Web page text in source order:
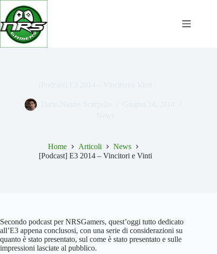
Salta
contenuto
Home Articoli
News
[Podcast] E3 2014 – Vincitori e Vinti
Secondo podcast per NRSGamers, quest’oggi tutto dedicato
all’E3 appena conclusosi, con una serie di considerazioni su
quanto è stato presentato, sul come è stato presentato e sulle
impressioni lasciate al pubblico.